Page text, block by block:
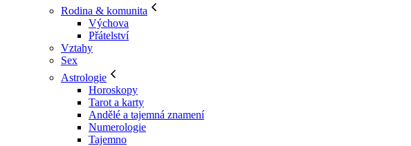
Rodina & komunita
Výchova
Přátelství
Vztahy
Sex
Astrologie
Horoskopy
Tarot a karty
Andělé a tajemná znamení
Numerologie
Tajemno